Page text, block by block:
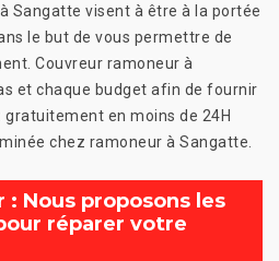
Sangatte visent à être à la portée
le but de vous permettre de
Couvreur ramoneur à
et chaque budget afin de fournir
gratuitement en moins de 24H
chez ramoneur à Sangatte.
Nous proposons les
réparer votre